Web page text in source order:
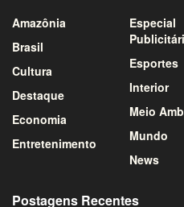
Amazônia
Brasil
Cultura
Destaque
Economia
Entretenimento
Especial
Esportes
Interior
Meio
Mundo
News
Postagens Recentes